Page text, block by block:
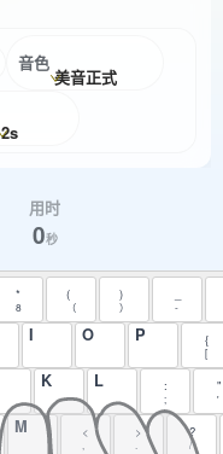
音色
美音正式
2s
*
8
(
（
)
） -
I O P {
[
K L :
;
"
'
M < > ?
/
用时
0秒